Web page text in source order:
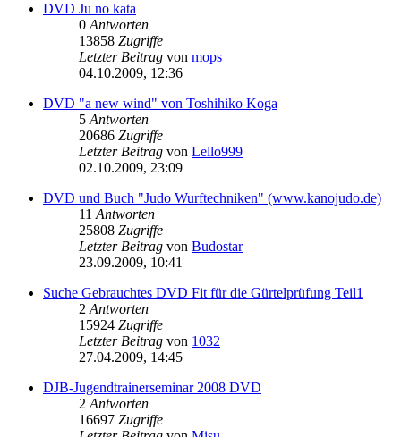
DVD Ju no kata
0 Antworten
13858 Zugriffe
Letzter Beitrag von mops
04.10.2009, 12:36
DVD "a new wind" von Toshihiko Koga
5 Antworten
20686 Zugriffe
Letzter Beitrag von Lello999
02.10.2009, 23:09
DVD und Buch "Judo Wurftechniken" (www.kanojudo.de)
11 Antworten
25808 Zugriffe
Letzter Beitrag von Budostar
23.09.2009, 10:41
Suche Gebrauchtes DVD Fit für die Gürtelprüfung Teil1
2 Antworten
15924 Zugriffe
Letzter Beitrag von 1032
27.04.2009, 14:45
DJB-Jugendtrainerseminar 2008 DVD
2 Antworten
16697 Zugriffe